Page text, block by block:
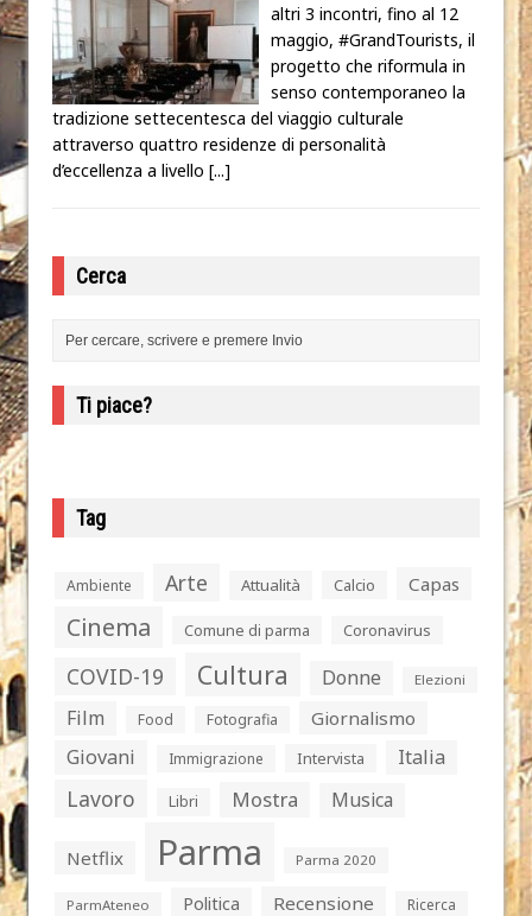
altri 3 incontri, fino al 12
maggio, #GrandTourists, il
progetto che riformula in
senso contemporaneo la
tradizione settecentesca del viaggio culturale
attraverso quattro residenze di personalità
d’eccellenza a livello [...]
Cerca
Ti piace?
Tag
Ambiente Arte Attualità Calcio Capas
Cinema Comune di parma Coronavirus
COVID-19 Cultura Donne Elezioni
Film Food Fotografia Giornalismo
Giovani Immigrazione Intervista Italia
Lavoro Libri Mostra Musica
Netflix Parma Parma 2020
ParmAteneo Politica Recensione
Ricerca